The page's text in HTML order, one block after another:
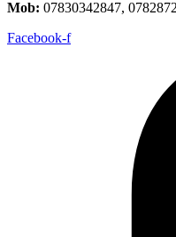
Mob: 07830342847,
Facebook-f